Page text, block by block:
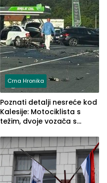
Crna Hronika
Poznati detalji nesreće kod
Kalesije: Motociklista s
težim, dvoje vozača s